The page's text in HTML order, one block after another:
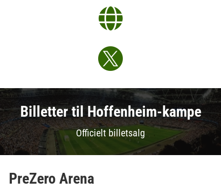


Billetter til Hoffenheim-kampe
Officielt billetsalg
PreZero Arena